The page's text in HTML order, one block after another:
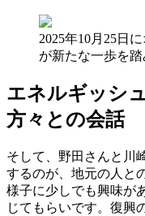
2025年10月25日
が新たな一歩を踏
エネルギッシ
方々との会話
そして、野田さんと川
するのが、地元の人と
様子に少しでも興味が
じてもらいです。復興